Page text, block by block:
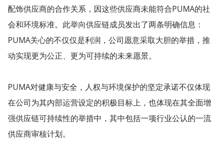
配饰供应商的合作关系，因这些供应商未能符合PUMA的社
会和环境标准。此举向供应链成员发出了两条明确信息：
PUMA关心的不仅仅是利润，公司愿意采取大胆的举措，推
动实现更为公正、更为可持续的未来愿景。
PUMA对健康与安全，人权与环境保护的坚定承诺不仅体现
在公司为其内部运营设定的积极目标上，也体现在其全面增
强供应链可持续性的举措中，其中包括一项行业公认的一流
供应商审核计划。